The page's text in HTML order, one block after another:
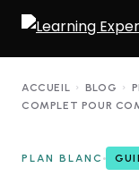
ACCUEIL › BLOG ›
COMPLET POUR
PLAN BLANC